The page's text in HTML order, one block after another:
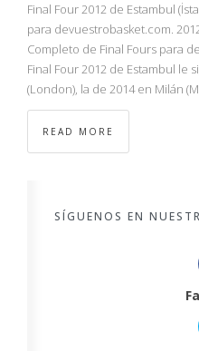
Final Four 2012 de Estambul
para devuestrobasket.com.
Completo de Final Fours para
Final Four 2012 de Estambul le
(London), la de 2014 en Milán
READ MORE
SÍGUENOS EN